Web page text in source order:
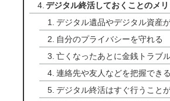
デジタル終活しておくことのメリ
デジタル遺品やデジタル資産
自分のプライバシーを守れる
亡くなったあとに金銭トラブ
連絡先や友人などを把握できる
デジタル終活はすぐ行うこと